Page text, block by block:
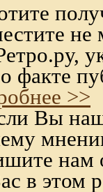
факте
>>
Вы
нам
в этом